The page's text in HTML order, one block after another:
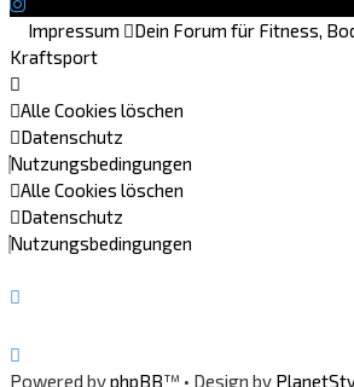
Impressum
Dein Forum für Fitness,
Kraftsport
Alle Cookies löschen
Datenschutz
Nutzungsbedingungen
Alle Cookies löschen
Datenschutz
Nutzungsbedingungen
Powered byphpBB™ • Design by